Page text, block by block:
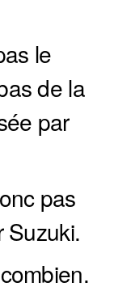
le
de la
par
pas
Suzuki.